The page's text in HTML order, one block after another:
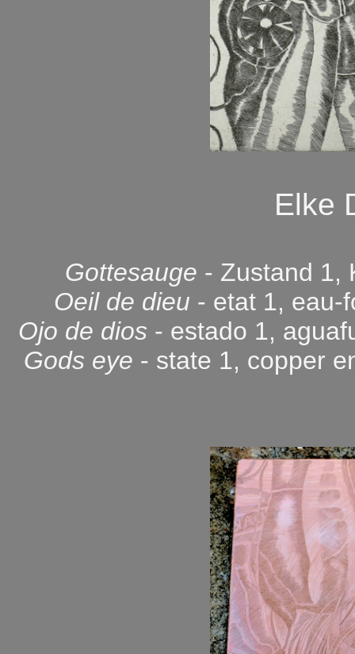
Elke
Gottesauge - Zustand 1,
Oeil de dieu - etat 1, eau-
Ojo de dios - estado 1,
Gods eye - state 1, copper